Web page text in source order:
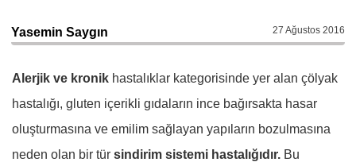
Yasemin Saygın 27 Ağustos 2016
Alerjik ve kronik hastalıklar kategorisinde yer alan çölyak
hastalığı, gluten içerikli gıdaların ince bağırsakta hasar
oluşturmasına ve emilim sağlayan yapıların bozulmasına
neden olan bir tür sindirim sistemi hastalığıdır. Bu